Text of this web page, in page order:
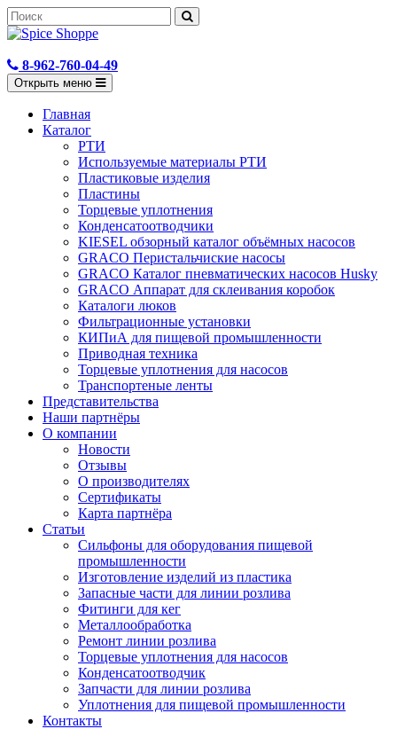
8-962-760-04-49
Открыть меню
Главная
Каталог
РТИ
Используемые материалы РТИ
Пластиковые изделия
Пластины
Торцевые уплотнения
Конденсатоотводчики
KIESEL обзорный каталог объёмных насосов
GRACO Перистальчиские насосы
GRACO Каталог пневматических насосов Husky
GRACO Аппарат для склеивания коробок
Каталоги люков
Фильтрационные установки
КИПиА для пищевой промышленности
Приводная техника
Торцевые уплотнения для насосов
Транспортеные ленты
Представительства
Наши партнёры
О компании
Новости
Отзывы
О производителях
Сертификаты
Карта партнёра
Статьи
Сильфоны для оборудования пищевой
промышленности
Изготовление изделий из пластика
Запасные части для линии розлива
Фитинги для кег
Металлообработка
Ремонт линии розлива
Торцевые уплотнения для насосов
Конденсатоотводчик
Запчасти для линии розлива
Уплотнения для пищевой промышленности
Контакты